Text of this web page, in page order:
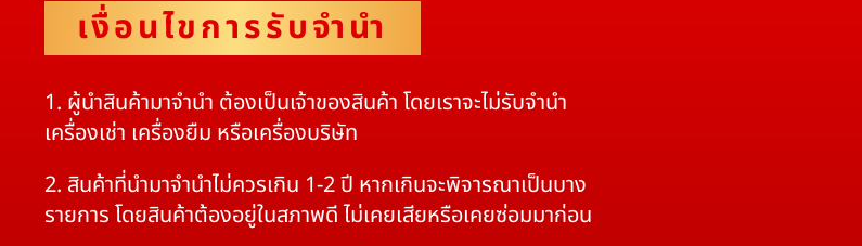
เงื่อนไขการรับจำนำ
1. ผู้นำสินค้ามาจำนำ ต้องเป็นเจ้าของสินค้า โดยเราจะไม่รับจำนำ
เครื่องเช่า เครื่องยืม หรือเครื่องบริษัท
2. สินค้าที่นำมาจำนำไม่ควรเกิน 1-2 ปี หากเกินจะพิจารณาเป็นบาง
รายการ โดยสินค้าต้องอยู่ในสภาพดี ไม่เคยเสียหรือเคยซ่อมมาก่อน